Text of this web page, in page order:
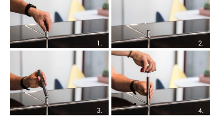
Outdoor-Leuchten
Akkuleuchten
... alle Leuchten
Betten
Doppelbetten
Einzelbetten